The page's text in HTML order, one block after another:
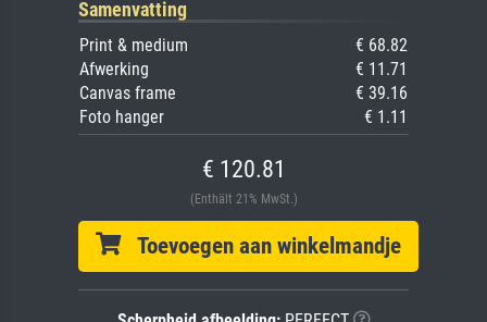
Samenvatting
Print & medium
€ 68.82
Afwerking
€ 11.71
Canvas frame
€ 39.16
Foto hanger
€ 1.11
€ 120.81
(Enthält 21% MwSt.)
Toevoegen aan winkelmandje